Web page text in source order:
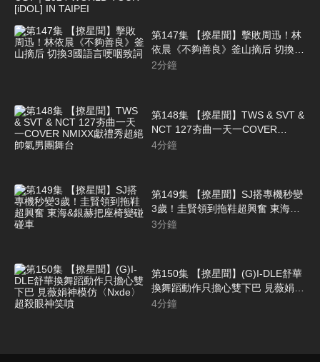
第147集 【撩星聞】擊敗周迅！林
依晨《不夠善良》釜山摘后 切換3
國語言哽咽致詞
2分鐘
第148集 【撩星聞】TWS & SVT &
NCT 127夯曲一天一COVER
NMIXX獻禮秀超絕帥氣男團舞台
4分鐘
第149集 【撩星聞】SJ搭專機秒變
3歲！圭賢領到拖鞋超興奮 東海&
銀赫把座椅變碰碰車
3分鐘
第150集 【撩星聞】(G)I-DLE舒華
換舞蹈動作只擔心雙下巴 見薇娟神
模仿〈Nxde〉超殺眼神笑噴
4分鐘